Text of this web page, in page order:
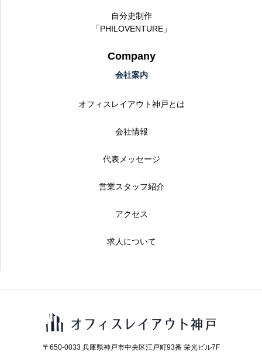
自分史制作
「PHILOVENTURE」
Company
会社案内
オフィスレイアウト神戸とは
会社情報
代表メッセージ
営業スタッフ紹介
アクセス
求人について
〒650-0033 兵庫県神戸市中央区江戸町93番 栄光ビル7F